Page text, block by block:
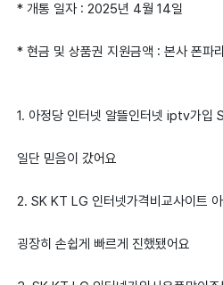
* 개통 일자 : 2025년 4월 14일
* 현금 및 상품권 지원금액 : 본사 폰파
1. 아정당 인터넷 알뜰인터넷 iptv가입
일단 믿음이 갔어요
2. SK KT LG 인터넷가격비교사이트
굉장히 손쉽게 빠르게 진했됐어요